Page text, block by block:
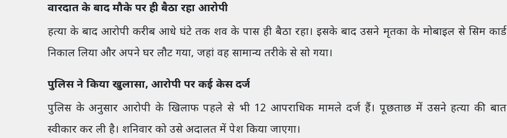
वारदात के बाद मौके पर ही बैठा रहा आरोपी
हत्या के बाद आरोपी करीब आधे घंटे तक शव के पास ही बैठा रहा। इसके बाद उसने मृतका के मोबाइल से सिम कार्ड
निकाल लिया और अपने घर लौट गया, जहां वह सामान्य तरीके से सो गया।
पुलिस ने किया खुलासा, आरोपी पर कई केस दर्ज
पुलिस के अनुसार आरोपी के खिलाफ पहले से भी 12 आपराधिक मामले दर्ज हैं। पूछताछ में उसने हत्या की बात
स्वीकार कर ली है। शनिवार को उसे अदालत में पेश किया जाएगा।